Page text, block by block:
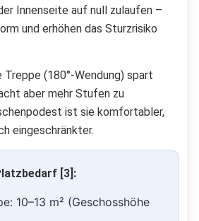
Innenseite auf null zulaufen –
und erhöhen das Sturzrisiko
(180°-Wendung) spart
aber mehr Stufen zu
ist sie komfortabler,
eingeschränkter.
[3]:
10–13 m² (Geschosshöhe